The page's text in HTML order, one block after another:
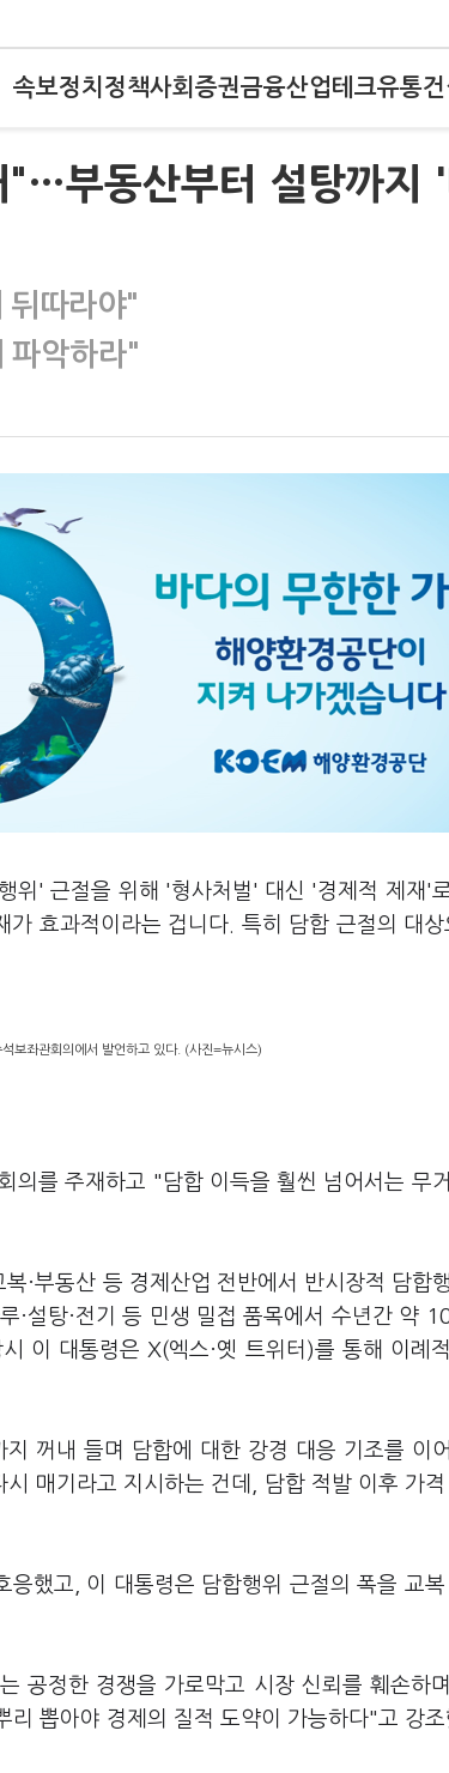
속보정치 정책사회 증권금융산업테크유통건
"…부동산부터 설탕까지
따라야"
파악하라"
위' 근절을 위해 '형사처벌' 대신 '경제적 제재'
효과적이라는 겁니다. 특히 담합 근절의 대상
보좌관회의에서 발언하고 있다. (사진=뉴시스)
의를 주재하고 "담합 이득을 훨씬 넘어서는 무
·부동산 등 경제산업 전반에서 반시장적 담합
설탕·전기 등 민생 밀접 품목에서 수년간 약
이 대통령은 X(엑스·옛 트위터)를 통해 이례
꺼내 들며 담합에 대한 강경 대응 기조를 이
매기라고 지시하는 건데, 담합 적발 이후 가
했고, 이 대통령은 담합행위 근절의 폭을 교
공정한 경쟁을 가로막고 시장 신뢰를 훼손하
뽑아야 경제의 질적 도약이 가능하다"고 강조